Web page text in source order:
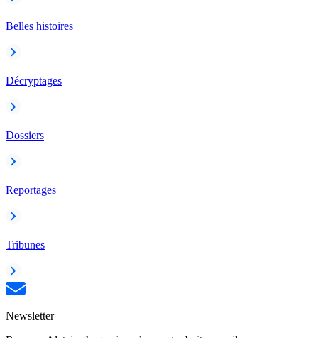
Belles histoires
Décryptages
Dossiers
Reportages
Tribunes
Newsletter